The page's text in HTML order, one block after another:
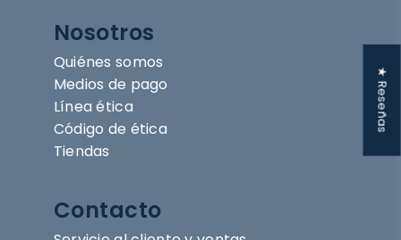
Nosotros
Quiénes somos
Medios de pago
Línea ética
Código de ética
Tiendas
Contacto
★ Reseñas